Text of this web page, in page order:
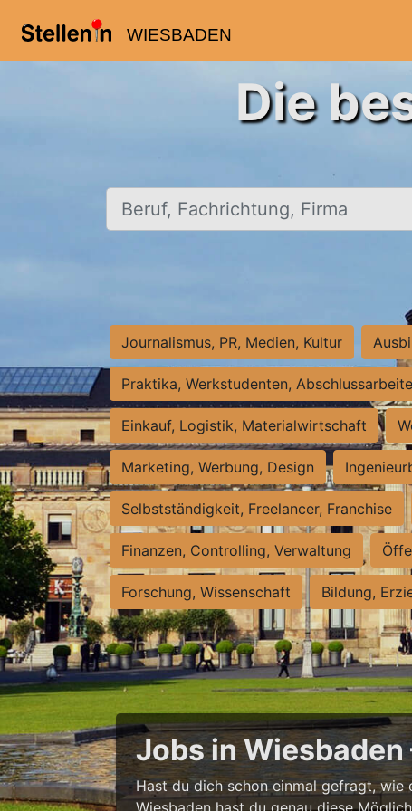
WIESBADEN
Die
Beruf, Fachrichtung, Firma
Journalismus, PR, Medien, Kultur
Praktika, Werkstudenten,
Einkauf, Logistik, Materialwirtschaft
Marketing, Werbung, Design
Selbstständigkeit, Freelancer, Franchise
Finanzen, Controlling, Verwaltung
Forschung, Wissenschaft Bildung,
Jobs in
Hast du dich schon einmal gefragt,